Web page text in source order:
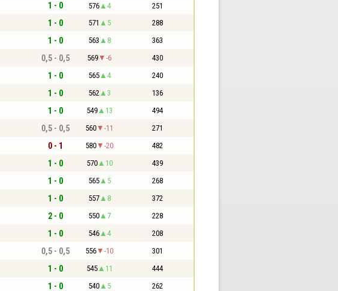
1 - 0 576 4 251
1 - 0 571 5 288
1 - 0 563 8 363
0,5 - 0,5 569 -6 430
1 - 0 565 4 240
1 - 0 562 3 136
1 - 0 549 13 494
0,5 - 0,5 560 -11 271
0 - 1 580 -20 482
1 - 0 570 10 439
1 - 0 565 5 268
1 - 0 557 8 372
2 - 0 550 7 228
1 - 0 546 4 208
0,5 - 0,5 556 -10 301
1 - 0 545 11 444
1 - 0 540 5 262